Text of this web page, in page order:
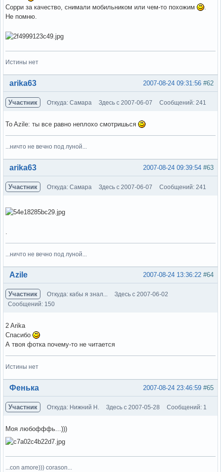
Сорри за качество, снимали мобильником или чем-то похожим
Не помню.
Истины нет
Вне форума #62
2007-08-24 09:31:56
arika63
Участник Откуда: Самара Здесь с 2007-06-07 Сообщений: 241
To Azile: ты все равно неплохо смотришься
...ничто не вечно под луной...
Вне форума #63
2007-08-24 09:39:54
arika63
Участник Откуда: Самара Здесь с 2007-06-07 Сообщений: 241
...ничто не вечно под луной...
Вне форума #64
2007-08-24 13:36:22
Azile
Участник Откуда: кабы я знал...
Здесь с 2007-06-02
Сообщений: 150
2 Arika
Спасибо
А твоя фотка почему-то не читается
Истины нет
Вне форума #65
2007-08-24 23:46:59
Фенька
Участник Откуда: Нижний Н. Здесь с 2007-05-28 Сообщений: 1
Моя любофффь...)))
...con amore))) corason...